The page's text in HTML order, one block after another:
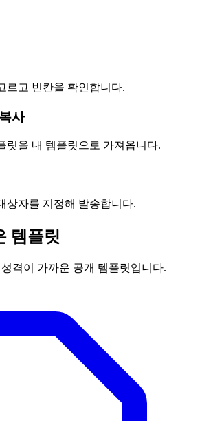
르고 빈칸을 확인합니다.
사
릿을 내 템플릿으로 가져옵니다.
상자를 지정해 발송합니다.
템플릿
격이 가까운 공개 템플릿입니다.